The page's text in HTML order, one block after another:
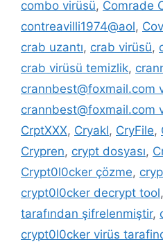
combo virüsü, Comrade
contreavilli1974@aol,
crab uzantı, crab virüsü,
crab virüsü temizlik,
crannbest@foxmail.com
crannbest@foxmail.com
CrptXXX, Cryakl, CryFile,
Crypren, crypt dosyası,
Crypt0l0cker çözme,
crypt0l0cker decrypt tool,
tarafından şifrelenmiştir,
crypt0l0cker virüs